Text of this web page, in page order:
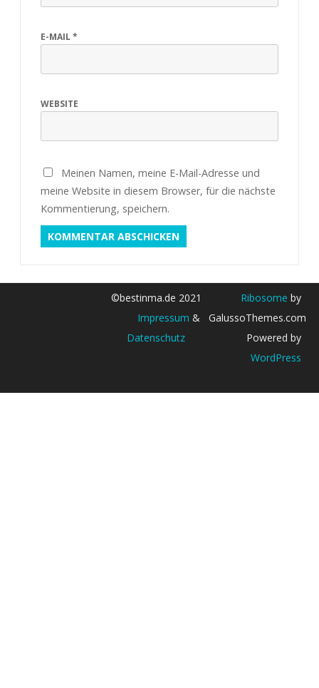
E-MAIL*
WEBSITE
Meinen Namen, meine E-Mail-Adresse und
meine Website in diesem Browser, für die nächste
Kommentierung, speichern.
©bestinma.de 2021
Impressum &
Datenschutz
Ribosome by
GalussoThemes.com
Powered by
WordPress